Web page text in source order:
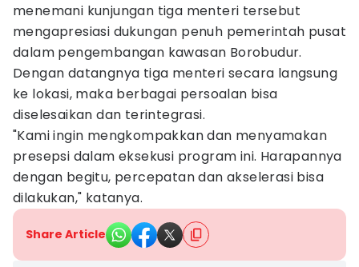
menemani kunjungan tiga menteri tersebut
mengapresiasi dukungan penuh pemerintah pusat
dalam pengembangan kawasan Borobudur.
Dengan datangnya tiga menteri secara langsung
ke lokasi, maka berbagai persoalan bisa
diselesaikan dan terintegrasi.
"Kami ingin mengkompakkan dan menyamakan
presepsi dalam eksekusi program ini. Harapannya
dengan begitu, percepatan dan akselerasi bisa
dilakukan," katanya.
Share Article